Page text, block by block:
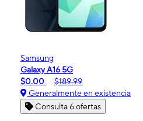
Samsung
Galaxy A16 5G
$0.00
$189.99
Generalmente en existencia
Consulta 6 ofertas